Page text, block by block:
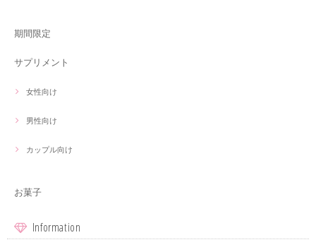
期間限定
サプリメント
女性向け
男性向け
カップル向け
お菓子
Information